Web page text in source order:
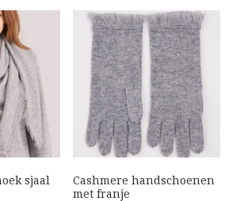
sjaal
Cashmere handschoenen
met franje